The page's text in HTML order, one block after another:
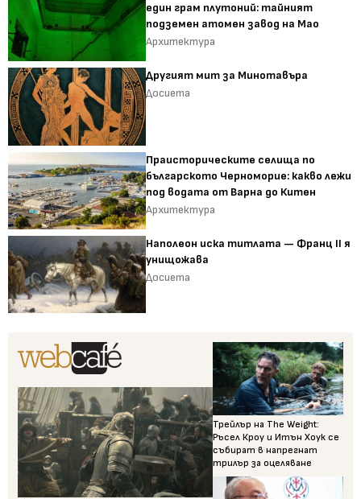
един грам плутоний: тайният
подземен атомен завод на Мао
Архитектура
Другият мит за Минотавъра
Досиета
Праисторическите селища по
българското Черноморие: какво лежи
под водата от Варна до Китен
Архитектура
Наполеон иска титлата — Франц II я
унищожава
Досиета
Трейлър на The Weight:
Ръсел Кроу и Итън Хоук се
събират в напрегнат
трилър за оцеляване